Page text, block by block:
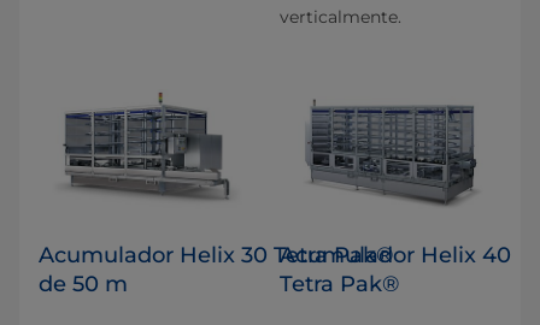
verticalmente.
Acumulador Helix 30 Tetra Pak®
de 50 m
Acumulador Helix 40
Tetra Pak®